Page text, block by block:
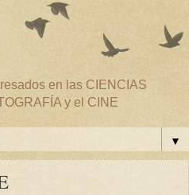
en las CIENCIAS
y el CINE
▼